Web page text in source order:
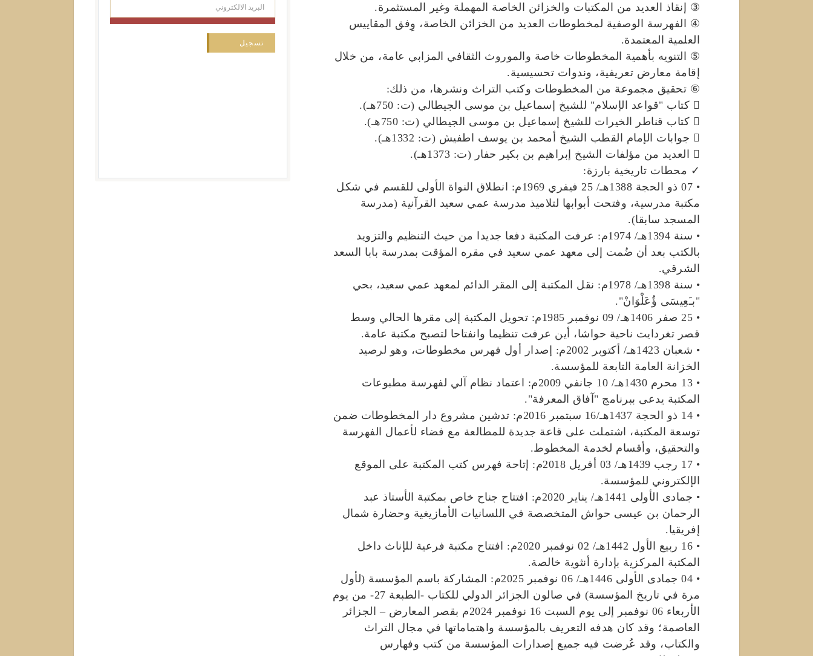
③ إنقاذ العديد من المكتبات والخزائن الخاصة المهملة وغير المستثمرة.
④ الفهرسة الوصفية لمخطوطات العديد من الخزائن الخاصة، وِفق المقاييس
العلمية المعتمدة.
⑤ التنويه بأهمية المخطوطات خاصة والموروث الثقافي المزابي عامة، من خلال
إقامة معارض تعريفية، وندوات تحسيسية.
⑥ تحقيق مجموعة من المخطوطات وكتب التراث ونشرها، من ذلك:
 كتاب "قواعد الإسلام" للشيخ إسماعيل بن موسى الجيطالي (ت: 750هـ).
 كتاب قناطر الخيرات للشيخ إسماعيل بن موسى الجيطالي (ت: 750هـ).
 جوابات الإمام القطب الشيخ أمحمد بن يوسف اطفيش (ت: 1332هـ).
 العديد من مؤلفات الشيخ إبراهيم بن بكير حفار (ت: 1373هـ).
✓ محطات تاريخية بارزة:
• 07 ذو الحجة 1388هـ/ 25 فيفري 1969م: انطلاق النواة الأولى للقسم في شكل
مكتبة مدرسية، وفتحت أبوابها لتلاميذ مدرسة عمي سعيد القرآنية (مدرسة
المسجد سابقا).
• سنة 1394هـ/ 1974م: عرفت المكتبة دفعا جديدا من حيث التنظيم والتزويد
بالكتب بعد أن ضُمت إلى معهد عمي سعيد في مقره المؤقت بمدرسة بابا السعد
الشرقي.
• سنة 1398هـ/ 1978م: نقل المكتبة إلى المقر الدائم لمعهد عمي سعيد، بحي
"بـَعِيسَى ؤُعَلْوَانْ".
• 25 صفر 1406هـ/ 09 نوفمبر 1985م: تحويل المكتبة إلى مقرها الحالي وسط
قصر تغردايت ناحية حواشا، أين عرفت تنظيما وانفتاحا لتصبح مكتبة عامة.
• شعبان 1423هـ/ أكتوبر 2002م: إصدار أول فهرس مخطوطات، وهو لرصيد
الخزانة العامة التابعة للمؤسسة.
• 13 محرم 1430هـ/ 10 جانفي 2009م: اعتماد نظام آلي لفهرسة مطبوعات
المكتبة يدعى ببرنامج "آفاق المعرفة".
• 14 ذو الحجة 1437هـ/16 سبتمبر 2016م: تدشين مشروع دار المخطوطات ضمن
توسعة المكتبة، اشتملت على قاعة جديدة للمطالعة مع فضاء لأعمال الفهرسة
والتحقيق، وأقسام لخدمة المخطوط.
• 17 رجب 1439هـ/ 03 أفريل 2018م: إتاحة فهرس كتب المكتبة على الموقع
الإلكتروني للمؤسسة.
• جمادى الأولى 1441هـ/ يناير 2020م: افتتاح جناح خاص بمكتبة الأستاذ عبد
الرحمان بن عيسى حواش المتخصصة في اللسانيات الأمازيغية وحضارة شمال
إفريقيا.
• 16 ربيع الأول 1442هـ/ 02 نوفمبر 2020م: افتتاح مكتبة فرعية للإناث داخل
المكتبة المركزية بإدارة أنثوية خالصة.
• 04 جمادى الأولى 1446هـ/ 06 نوفمبر 2025م: المشاركة باسم المؤسسة (لأول
مرة في تاريخ المؤسسة) في صالون الجزائر الدولي للكتاب -الطبعة 27- من يوم
الأربعاء 06 نوفمبر إلى يوم السبت 16 نوفمبر 2024م بقصر المعارض – الجزائر
العاصمة؛ وقد كان هدفه التعريف بالمؤسسة واهتماماتها في مجال التراث
والكتاب، وقد عُرضت فيه جميع إصدارات المؤسسة من كتب وفهارس